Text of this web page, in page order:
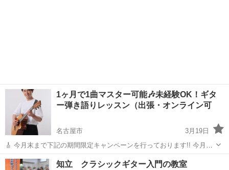
1ヶ月で1曲マスター可能🎶未経験OK！ギタ
ー弾き語りレッスン（出張・オンライン可
名古屋市
3月19日
🎸 今月末まで下記の期間限定キャンペーンを行っております!! 今月限
定キャンペーン ✅ 入会金 3,000円 → 無料！ ✅ 初回体験レッスン
4,500円 → 3,500円（50分）！ ✅ギターレンタル代無料!...
愛知 名古屋市 ギター レッスン
知立 クラシックギター入門の教室